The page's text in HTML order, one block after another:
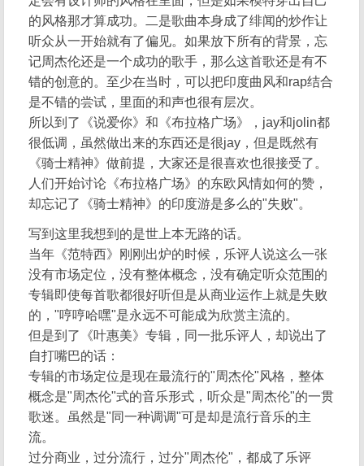
的风格那才算成功。二是歌曲本身成了绯闻的炒作让
听众从一开始就有了偏见。如果放下所有的背景，忘
记周杰伦还是一个成功的歌手，那么这首歌还是有不
错的创意的。至少在当时，可以把印度曲风和rap结合
是不错的尝试，里面的和声也很有层次。
所以到了《说爱你》和《布拉格广场》，jay和jolin都
很低调，虽然做出来的东西还是很jay，但是既然有
《骑士精神》做前提，大家还是很喜欢也很接受了。
人们开始讨论《布拉格广场》的东欧风情如何的赞，
却忘记了《骑士精神》的印度游是多么的"失败"。
写到这里我想到的是世上本无路的话。
当年《范特西》刚刚出炉的时候，乐评人说这么一张
没有市场定位，没有整体概念，没有确定听众范围的
专辑即使每首歌都很好听但是从商业运作上就是失败
的，"哼哼哈嘿"是永远不可能成为欣赏主流的。
但是到了《叶惠美》专辑，同一批乐评人，却说出了
自打嘴巴的话：
专辑的市场定位是现在最流行的"周杰伦"风格，整体
概念是"周杰伦"式的音乐形式，听众是"周杰伦"的一贯
歌迷。虽然是"同一种调调"可是却是流行音乐的主
流。
过分商业，过分流行，过分"周杰伦"，都成了乐评